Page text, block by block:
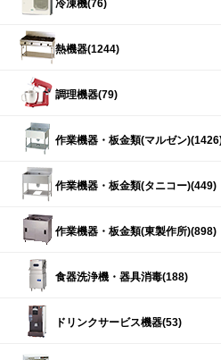
冷凍機(76)
熱機器(1244)
調理機器(79)
作業機器・板金類(マルゼン
作業機器・板金類(タニコー)(449)
作業機器・板金類(東製作所)(898)
食器洗浄機・器具消毒(188)
ドリンクサービス機器(53)